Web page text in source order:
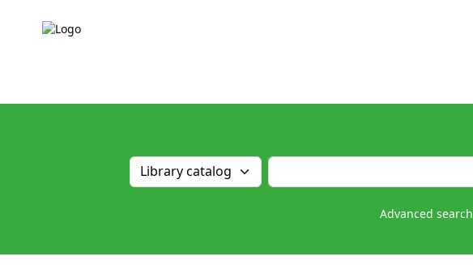
Advanced search